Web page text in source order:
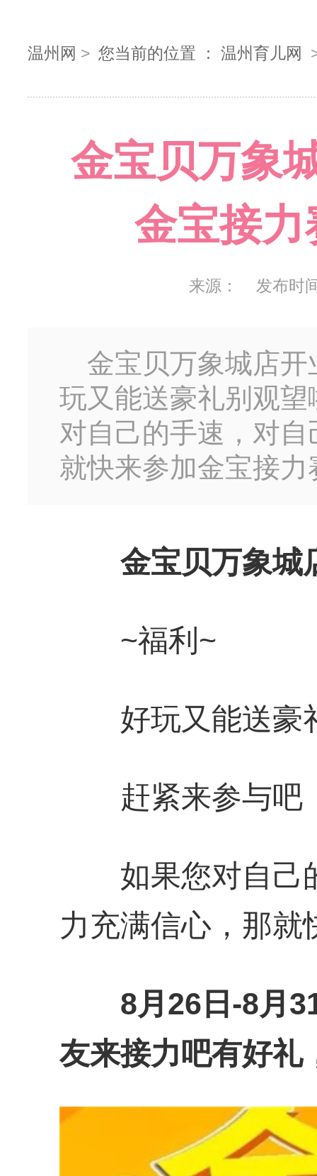
温州网 > 您当前的位置 ： 温州育儿网
金宝贝万象
金宝接
来源： 发布时
金宝贝万象城店
玩又能送豪礼别观
对自己的手速，对
就快来参加金宝接力
金宝贝万象城
~福利~
好玩又能送豪
赶紧来参与吧
如果您对自己
力充满信心，那就
8月26日-8月
友来接力吧有好礼